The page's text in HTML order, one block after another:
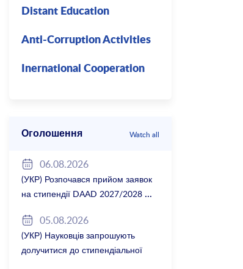
Distant Education
Anti-Corruption Activities
Inernational Cooperation
Оголошення Watch all
06.08.2026
(УКР) Розпочався прийом заявок
на стипендії DAAD 2027/2028
05.08.2026
(УКР) Науковців запрошують
долучитися до стипендіальної